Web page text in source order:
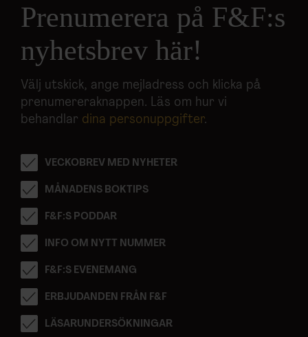
Prenumerera på F&F:s
nyhetsbrev här!
Välj utskick, ange mejladress och klicka på
prenumereraknappen. Läs om hur vi
behandlar dina personuppgifter.
VECKOBREV MED NYHETER
MÅNADENS BOKTIPS
F&F:S PODDAR
INFO OM NYTT NUMMER
F&F:S EVENEMANG
ERBJUDANDEN FRÅN F&F
LÄSARUNDERSÖKNINGAR